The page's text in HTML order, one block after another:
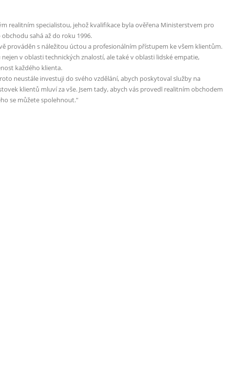
realitním specialistou, jehož kvalifikace byla ověřena Ministerstvem pro
sahá až do roku 1996.
prováděn s náležitou úctou a profesionálním přístupem ke všem klientům.
v oblasti technických znalostí, ale také v oblasti lidské empatie,
každého klienta.
neustále investuji do svého vzdělání, abych poskytoval služby na
klientů mluví za vše. Jsem tady, abych vás provedl realitním obchodem
se můžete spolehnout."